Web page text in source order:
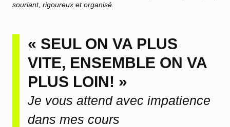
souriant, rigoureux et organisé.
« SEUL ON VA PLUS
VITE, ENSEMBLE ON VA
PLUS LOIN! »
Je vous attend avec impatience
dans mes cours